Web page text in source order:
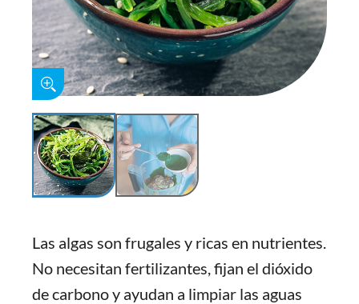
Las algas son frugales y ricas en nutrientes.
No necesitan fertilizantes, fijan el dióxido
de carbono y ayudan a limpiar las aguas